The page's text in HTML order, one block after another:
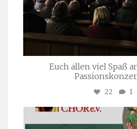
Euch allen viel Spaß
22 1
Juli 22